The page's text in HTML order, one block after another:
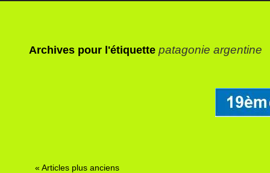
Archives pour l'étiquette patagonie argentine
« Articles plus anciens